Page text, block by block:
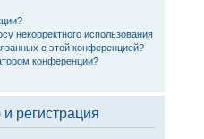
некорректного использования
с этой конференцией?
конференции?
регистрация